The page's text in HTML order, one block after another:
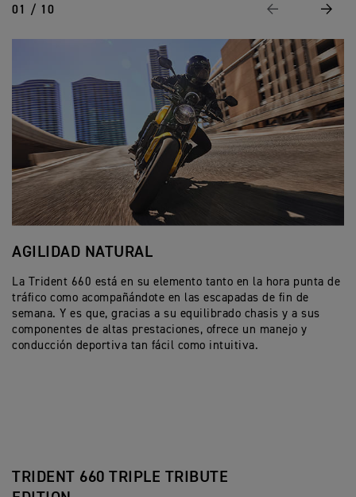
01 / 10 Anterior
AGILIDAD NATURAL
La Trident 660 está en su elemento tanto en la hora punta de
tráfico como acompañándote en las escapadas de fin de
semana. Y es que, gracias a su equilibrado chasis y a sus
componentes de altas prestaciones, ofrece un manejo y
conducción deportiva tan fácil como intuitiva.
TRIDENT 660 TRIPLE TRIBUTE